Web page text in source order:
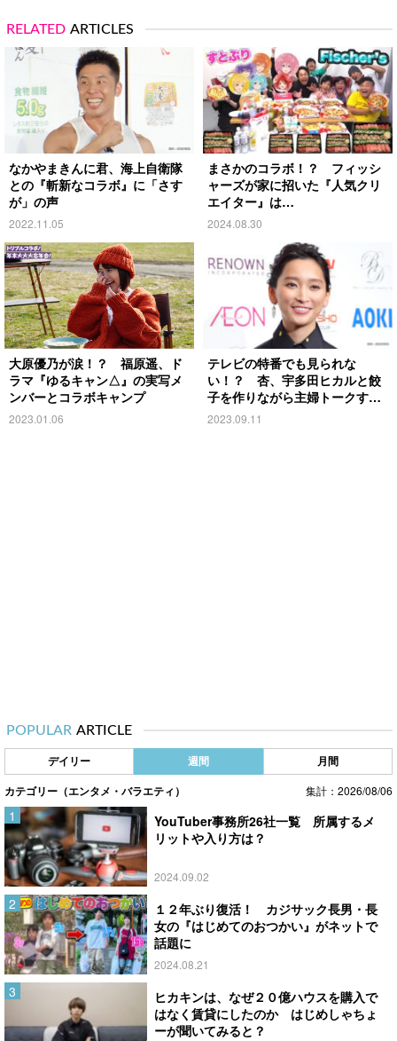
RELATED ARTICLES
なかやまきんに君、海上自衛隊
との『斬新なコラボ』に「さす
が」の声
2022.11.05
まさかのコラボ！？ フィッシ
ャーズが家に招いた『人気クリ
エイター』は…
2024.08.30
大原優乃が涙！？ 福原遥、ド
ラマ『ゆるキャン△』の実写メ
ンバーとコラボキャンプ
2023.01.06
テレビの特番でも見られな
い！？ 杏、宇多田ヒカルと餃
子を作りながら主婦トークする
豪華コラボを実現
2023.09.11
POPULAR ARTICLE
デイリー 週間 月間
カテゴリー（エンタメ・バラエティ） 集計：2026/08/06
YouTuber事務所26社一覧 所属するメ
リットや入り方は？
2024.09.02
１２年ぶり復活！ カジサック長男・長
女の『はじめてのおつかい』がネットで
話題に
2024.08.21
ヒカキンは、なぜ２０億ハウスを購入で
はなく賃貸にしたのか はじめしゃちょ
ーが聞いてみると？